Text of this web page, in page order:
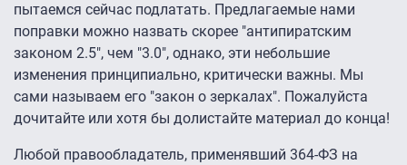
пытаемся сейчас подлатать. Предлагаемые нами
поправки можно назвать скорее "антипиратским
законом 2.5″, чем "3.0″, однако, эти небольшие
изменения принципиально, критически важны. Мы
сами называем его "закон о зеркалах". Пожалуйста
дочитайте или хотя бы долистайте материал до конца!
Любой правообладатель, применявший 364-ФЗ на